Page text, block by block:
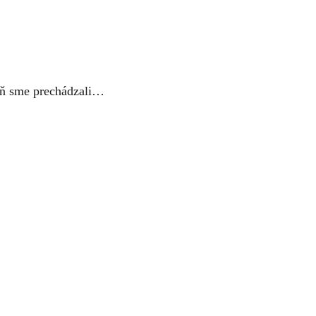
sme prechádzali…